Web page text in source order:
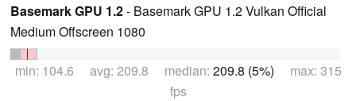
Basemark GPU 1.2- Basemark GPU 1.2 Vulkan Official
Medium Offscreen 1080
min: 104.6 avg: 209.8 median: 209.8 (5%) max: 315
fps